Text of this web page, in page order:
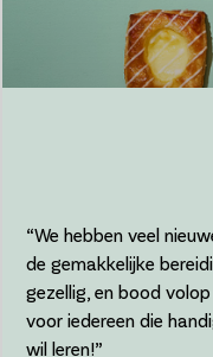
“We hebben veel
de gemakkelijke
gezellig, en bood
voor iedereen die
wil leren!”